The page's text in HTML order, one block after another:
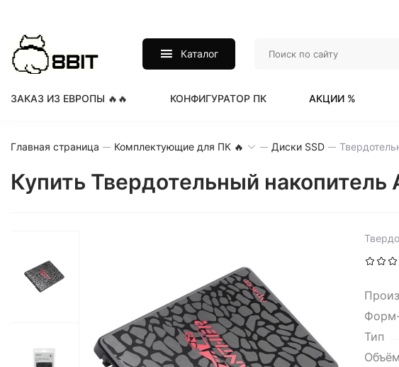
Каталог
ЗАКАЗ ИЗ ЕВРОПЫ 🔥🔥 КОНФИГУРАТОР ПК АКЦИИ %
Главная страница Комплектующие для ПК 🔥 Диски SSD
Купить Твердотельный
Тип